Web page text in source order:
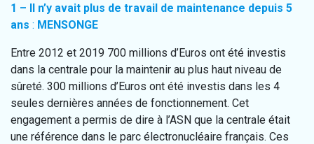
1 – Il n’y avait plus de travail de maintenance depuis 5
ans : MENSONGE
Entre 2012 et 2019 700 millions d’Euros ont été investis
dans la centrale pour la maintenir au plus haut niveau de
sûreté. 300 millions d’Euros ont été investis dans les 4
seules dernières années de fonctionnement. Cet
engagement a permis de dire à l’ASN que la centrale était
une référence dans le parc électronucléaire français. Ces